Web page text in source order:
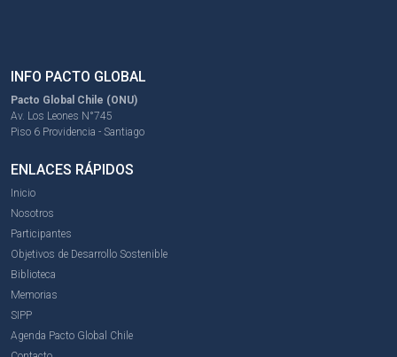
INFO PACTO GLOBAL
Pacto Global Chile (ONU)
Av. Los Leones N°745
Piso 6 Providencia - Santiago
ENLACES RÁPIDOS
Inicio
Nosotros
Participantes
Objetivos de Desarrollo Sostenible
Biblioteca
Memorias
SIPP
Agenda Pacto Global Chile